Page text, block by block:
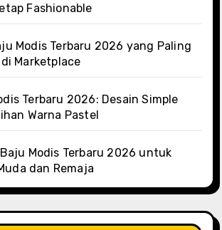
Fashionable
Modis Terbaru 2026 yang Paling
Marketplace
Terbaru 2026: Desain Simple
Warna Pastel
Modis Terbaru 2026 untuk
dan Remaja